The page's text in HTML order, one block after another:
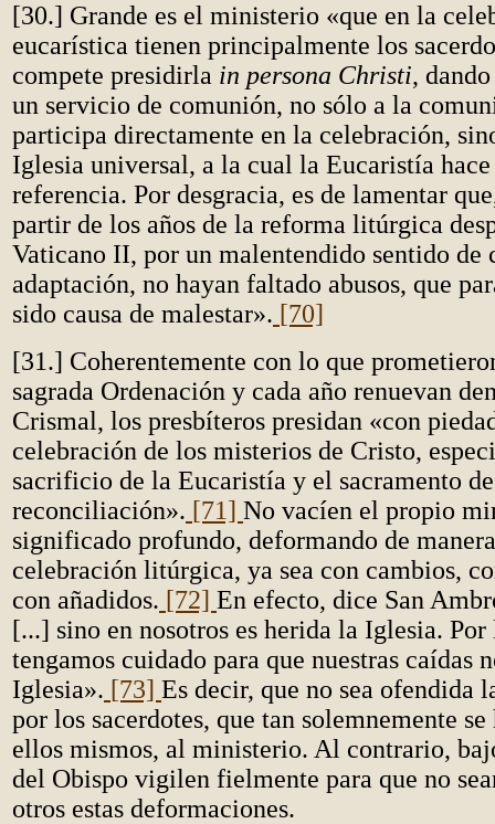
[30.] Grande es el ministerio «que en la
eucarística tienen principalmente los
compete presidirla in persona Christi,
un servicio de comunión, no sólo a la
participa directamente en la celebración,
Iglesia universal, a la cual la Eucaristía
referencia. Por desgracia, es de lamentar
partir de los años de la reforma litúrgica
Vaticano II, por un malentendido sentido de
adaptación, no hayan faltado abusos, que
sido causa de malestar». [70]
[31.] Coherentemente con lo que
sagrada Ordenación y cada año renuevan
Crismal, los presbíteros presidan «con
celebración de los misterios de Cristo,
sacrificio de la Eucaristía y el sacramento
reconciliación». [71] No vacíen el propio
significado profundo, deformando de
celebración litúrgica, ya sea con cambios,
con añadidos. [72] En efecto, dice San
[...] sino en nosotros es herida la Iglesia.
tengamos cuidado para que nuestras caídas
Iglesia». [73] Es decir, que no sea ofendida
por los sacerdotes, que tan solemnemente
ellos mismos, al ministerio. Al contrario,
del Obispo vigilen fielmente para que no
otros estas deformaciones.